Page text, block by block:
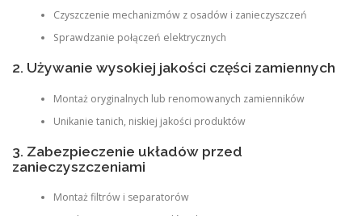
Czyszczenie mechanizmów z osadów i zanieczyszczeń
Sprawdzanie połączeń elektrycznych
2. Używanie wysokiej jakości części zamiennych
Montaż oryginalnych lub renomowanych zamienników
Unikanie tanich, niskiej jakości produktów
3. Zabezpieczenie układów przed
zanieczyszczeniami
Montaż filtrów i separatorów